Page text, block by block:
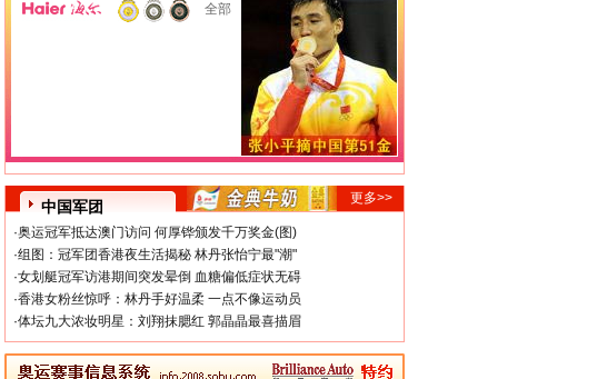
全部
中国军团
更多>>
·奥运冠军抵达澳门访问 何厚铧颁发千万奖金(图)
·组图：冠军团香港夜生活揭秘 林丹张怡宁最"潮"
·女划艇冠军访港期间突发晕倒 血糖偏低症状无碍
·香港女粉丝惊呼：林丹手好温柔 一点不像运动员
·体坛九大浓妆明星：刘翔抹腮红 郭晶晶最喜描眉